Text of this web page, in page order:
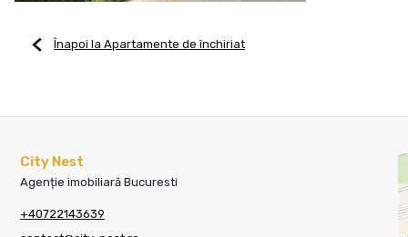
Înapoi la Apartamente de închiriat
City Nest
Agenție imobiliară Bucuresti
+40722143639